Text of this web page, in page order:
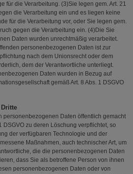
für die Verarbeitung. (3)Sie legen gem. Art. 21
die Verarbeitung ein und es liegen keine
für die Verarbeitung vor, oder Sie legen gem.
gegen die Verarbeitung ein. (4)Die Sie
Daten wurden unrechtmäßig verarbeitet.
personenbezogenen Daten ist zur
nach dem Unionsrecht oder dem
dem der Verantwortliche unterliegt.
Daten wurden in Bezug auf
gemäß Art. 8 Abs. 1 DSGVO
personenbezogenen Daten öffentlich gemacht
DSGVO zu deren Löschung verpflichtet, so
der verfügbaren Technologie und der
Maßnahmen, auch technischer Art, um
die die personenbezogenen Daten
dass Sie als betroffene Person von ihnen
personenbezogenen Daten oder von